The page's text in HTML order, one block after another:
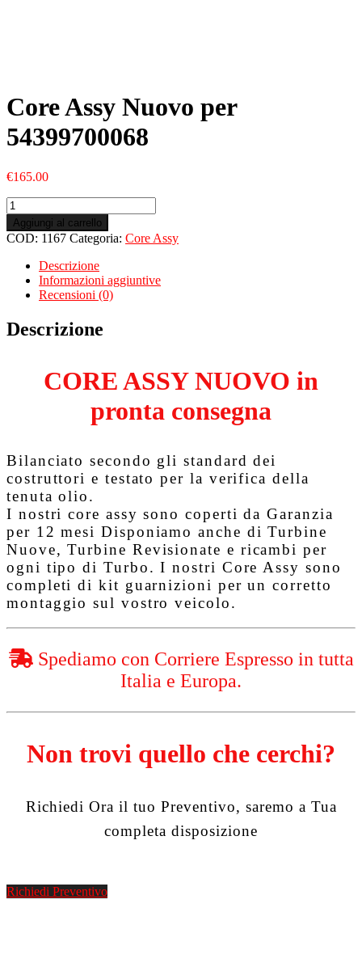
Core Assy Nuovo per
54399700068
€165.00
Core
Assy
Nuovo
per
54399700068
quantità
Aggiungi al carrello
COD: 1167 Categoria: Core Assy
Descrizione
Informazioni aggiuntive
Recensioni (0)
Descrizione
CORE ASSY NUOVO in
pronta consegna
Bilanciato secondo gli standard dei
costruttori e testato per la verifica della
tenuta olio.
I nostri core assy sono coperti daGaranzia
per 12 mesiDisponiamo anche di Turbine
Nuove, Turbine Revisionate e ricambi per
ogni tipo di Turbo. I nostri Core Assy sono
completi di kit guarnizioni per un corretto
montaggio sul vostro veicolo.
Spediamo con Corriere Espresso in tutta
Italia e Europa.
Non trovi quello che cerchi?
Richiedi Ora il tuo Preventivo, saremo a Tua
completa disposizione
Richiedi Preventivo